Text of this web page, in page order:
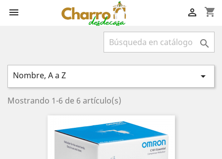
 shopping_cart


Nombre, A a Z 
Mostrando 1-6 de 6 artículo(s)